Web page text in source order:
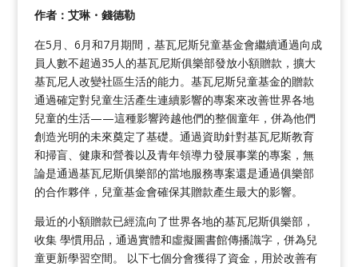
作者：艾琳・錢德勒
在5月、6月和7月期間，基瓦尼斯兒童基金會繼續通過向成
員人數不超過35人的基瓦尼斯俱樂部發放小額贈款，擴大
基瓦尼人改變社區生活的能力。基瓦尼斯兒童基金的贈款
通過確定對兒童生活產生連續影響的專案來改善世界各地
兒童的生活——這種影響跨越他們的整個童年，併為他們
創造光明的未來奠定了基礎。通過資助針對基瓦尼斯教育
和掃盲、健康和營養以及青年領導力發展事業的專案，無
論是通過基瓦尼斯俱樂部的當地服務專案還是通過俱樂部
的合作夥伴，兒童基金會確保其贈款產生最大的影響。
最近的小額贈款已經流向了世界各地的基瓦尼斯俱樂部，
收集 學慣用品，通過實體和虛擬圖書館傳播識字，併為兒
童更新學習空間。 以下七個分會獲得了資金，用於改善有